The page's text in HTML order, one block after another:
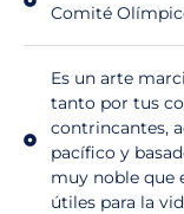
Comité
Es un arte
tanto por tus
contrincantes,
pacífico y
muy noble que
útiles para la